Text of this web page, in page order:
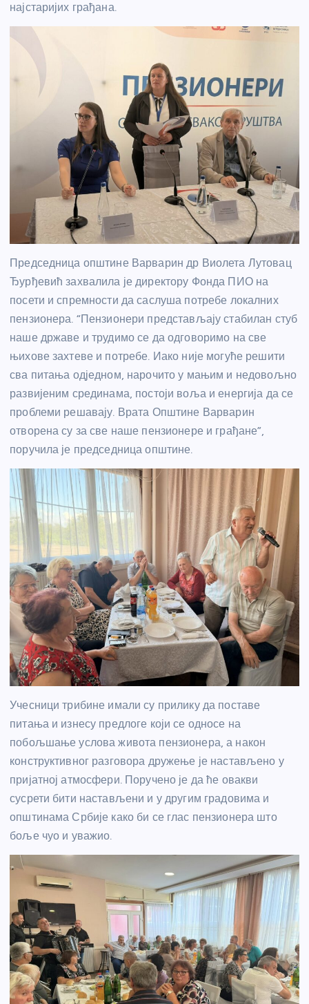
најстаријих грађана.
Председница општине Варварин др Виолета Лутовац
Ђурђевић захвалила је директору Фонда ПИО на
посети и спремности да саслуша потребе локалних
пензионера. “Пензионери представљају стабилан стуб
наше државе и трудимо се да одговоримо на све
њихове захтеве и потребе. Иако није могуће решити
сва питања одједном, нарочито у мањим и недовољно
развијеним срединама, постоји воља и енергија да се
проблеми решавају. Врата Општине Варварин
отворена су за све наше пензионере и грађане”,
поручила је председница општине.
Учесници трибине имали су прилику да поставе
питања и изнесу предлоге који се односе на
побољшање услова живота пензионера, а након
конструктивног разговора дружење је настављено у
пријатној атмосфери. Поручено је да ће овакви
сусрети бити настављени и у другим градовима и
општинама Србије како би се глас пензионера што
боље чуо и уважио.